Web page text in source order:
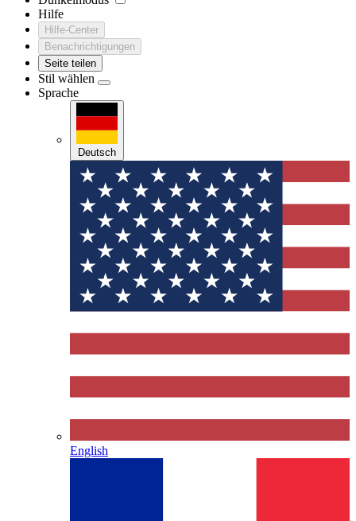
Hilfe
Hilfe-Center
Benachrichtigungen
Seite teilen
Stil wählen
Sprache
Deutsch
English